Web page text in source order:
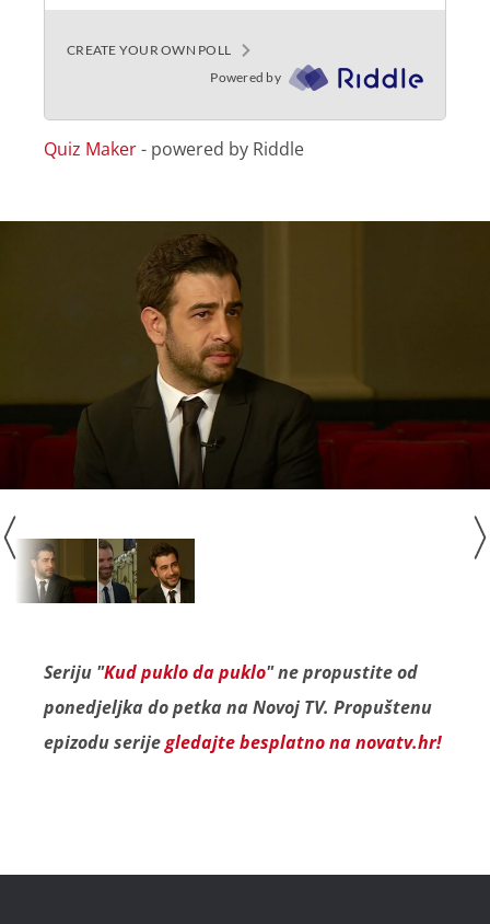
Quiz Maker- powered by Riddle
Seriju "Kud puklo da puklo" ne propustite od
ponedjeljka do petka na Novoj TV. Propuštenu
epizodu serijegledajte besplatno na novatv.hr!